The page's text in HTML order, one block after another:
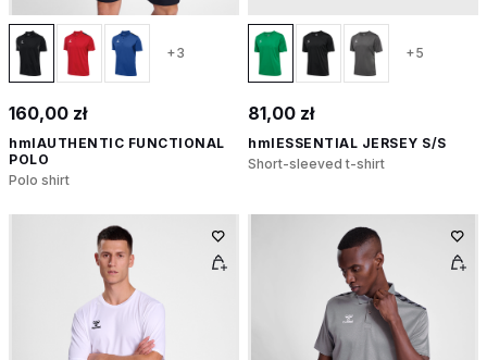
+3
160,00 zł
hmlAUTHENTIC FUNCTIONAL
POLO
Polo shirt
+5
81,00 zł
hmlESSENTIAL JERSEY S/S
Short-sleeved t-shirt